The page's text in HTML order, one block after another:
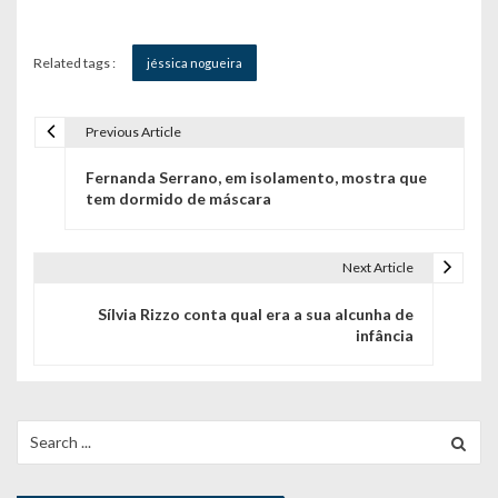
Related tags : jéssica nogueira
ã
o
Previous Article
Fernanda Serrano, em isolamento, mostra que
tem dormido de máscara
Next Article
Sílvia Rizzo conta qual era a sua alcunha de
infância
for: